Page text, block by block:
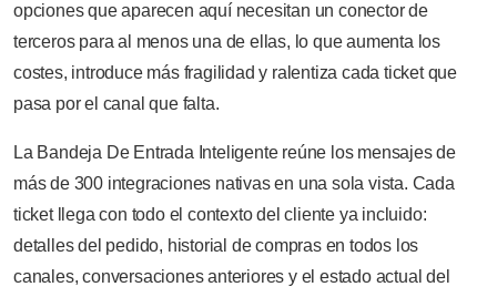
opciones que aparecen aquí necesitan un conector de
terceros para al menos una de ellas, lo que aumenta los
costes, introduce más fragilidad y ralentiza cada ticket que
pasa por el canal que falta.
La Bandeja De Entrada Inteligente reúne los mensajes de
más de 300 integraciones nativas en una sola vista. Cada
ticket llega con todo el contexto del cliente ya incluido:
detalles del pedido, historial de compras en todos los
canales, conversaciones anteriores y el estado actual del